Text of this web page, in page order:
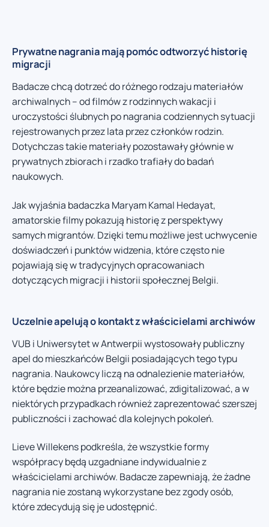
Prywatne nagrania mają pomóc odtworzyć historię
migracji
Badacze chcą dotrzeć do różnego rodzaju materiałów
archiwalnych – od filmów z rodzinnych wakacji i
uroczystości ślubnych po nagrania codziennych sytuacji
rejestrowanych przez lata przez członków rodzin.
Dotychczas takie materiały pozostawały głównie w
prywatnych zbiorach i rzadko trafiały do badań
naukowych.
Jak wyjaśnia badaczka Maryam Kamal Hedayat,
amatorskie filmy pokazują historię z perspektywy
samych migrantów. Dzięki temu możliwe jest uchwycenie
doświadczeń i punktów widzenia, które często nie
pojawiają się w tradycyjnych opracowaniach
dotyczących migracji i historii społecznej Belgii.
Uczelnie apelują o kontakt z właścicielami archiwów
VUB i Uniwersytet w Antwerpii wystosowały publiczny
apel do mieszkańców Belgii posiadających tego typu
nagrania. Naukowcy liczą na odnalezienie materiałów,
które będzie można przeanalizować, zdigitalizować, a w
niektórych przypadkach również zaprezentować szerszej
publiczności i zachować dla kolejnych pokoleń.
Lieve Willekens podkreśla, że wszystkie formy
współpracy będą uzgadniane indywidualnie z
właścicielami archiwów. Badacze zapewniają, że żadne
nagrania nie zostaną wykorzystane bez zgody osób,
które zdecydują się je udostępnić.